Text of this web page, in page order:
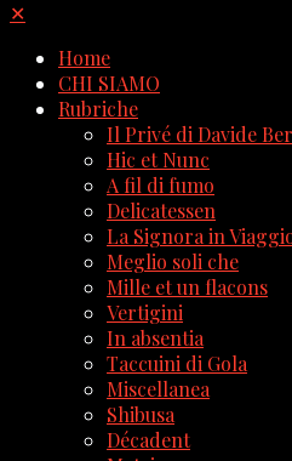
✕
Home
CHI SIAMO
Rubriche
Il Privé di Davide
Hic et Nunc
A fil di fumo
Delicatessen
La Signora in
Meglio soli che
Mille et un flacons
Vertigini
In absentia
Taccuini di Gola
Miscellanea
Shibusa
Décadent